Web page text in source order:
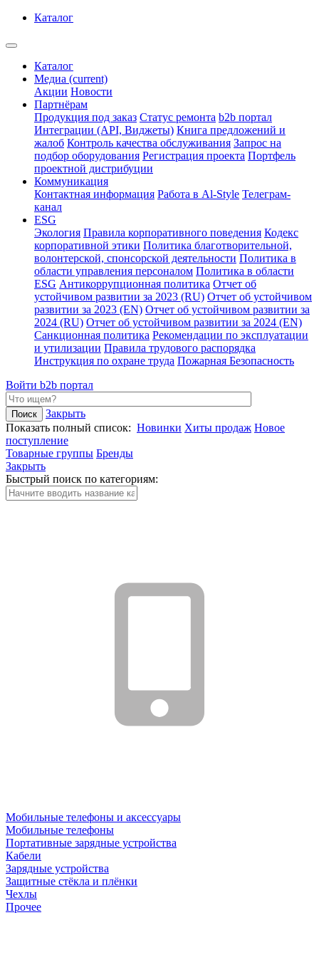
Каталог
Каталог
Медиа (current)
Акции Новости
Партнёрам
Продукция под заказ Статус ремонта b2b портал
Интеграции (API, Виджеты) Книга предложений и
жалоб Контроль качества обслуживания Запрос на
подбор оборудования Регистрация проекта Портфель
проектной дистрибуции
Коммуникация
Контактная информация Работа в Al-Style Телеграм-
канал
ESG
Экология Правила корпоративного поведения Кодекс
корпоративной этики Политика благотворительной,
волонтерской, спонсорской деятельности Политика в
области управления персоналом Политика в области
ESG Антикоррупционная политика Отчет об
устойчивом развитии за 2023 (RU) Отчет об устойчивом
развитии за 2023 (EN) Отчет об устойчивом развитии за
2024 (RU) Отчет об устойчивом развитии за 2024 (EN)
Санкционная политика Рекомендации по эксплуатации
и утилизации Правила трудового распорядка
Инструкция по охране труда Пожарная Безопасность
Войти b2b портал
Закрыть
Показать полный список: Новинки Хиты продаж Новое
поступление
Товарные группы Бренды
Закрыть
Быстрый поиск по категориям:
Мобильные телефоны и аксессуары
Мобильные телефоны
Портативные зарядные устройства
Кабели
Зарядные устройства
Защитные стёкла и плёнки
Чехлы
Прочее